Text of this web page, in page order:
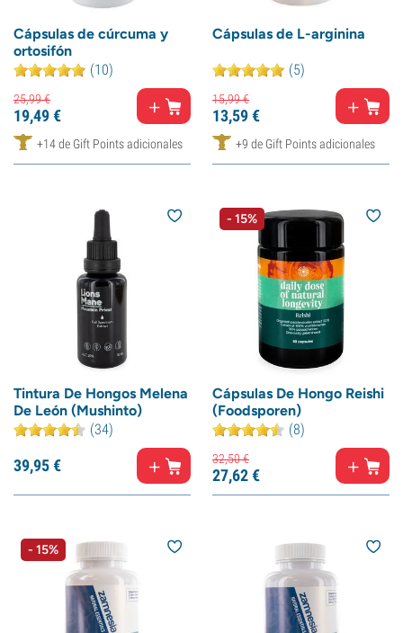
Cápsulas de cúrcuma y
ortosifón
(10)
25,99€
19,49€
+14 de Gift Points adicionales
Cápsulas de L-arginina
(5)
15,99€
13,59€
+9 de Gift Points adicionales
Tintura De Hongos Melena
De León (Mushinto)
(34)
39,95€
- 15%
Cápsulas De Hongo Reishi
(Foodsporen)
(8)
32,50€
27,62€
- 15%